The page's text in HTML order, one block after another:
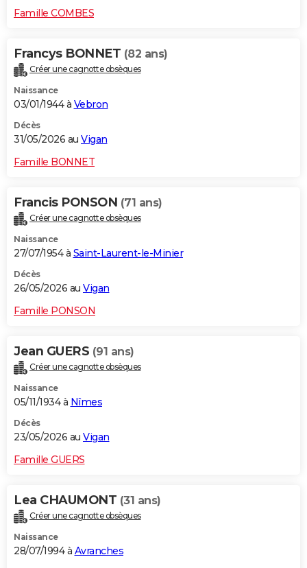
Famille COMBES
Francys BONNET (82 ans)
Créer une cagnotte obsèques
Naissance
03/01/1944 à Vebron
Décès
31/05/2026 au Vigan
Famille BONNET
Francis PONSON (71 ans)
Créer une cagnotte obsèques
Naissance
27/07/1954 à Saint-Laurent-le-Minier
Décès
26/05/2026 au Vigan
Famille PONSON
Jean GUERS (91 ans)
Créer une cagnotte obsèques
Naissance
05/11/1934 à Nîmes
Décès
23/05/2026 au Vigan
Famille GUERS
Lea CHAUMONT (31 ans)
Créer une cagnotte obsèques
Naissance
28/07/1994 à Avranches